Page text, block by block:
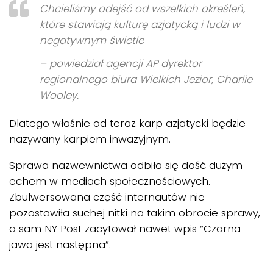
Chcieliśmy odejść od wszelkich określeń,
które stawiają kulturę azjatycką i ludzi w
negatywnym świetle
– powiedział agencji AP dyrektor
regionalnego biura Wielkich Jezior, Charlie
Wooley.
Dlatego właśnie od teraz karp azjatycki będzie
nazywany karpiem inwazyjnym.
Sprawa nazwewnictwa odbiła się dość dużym
echem w mediach społecznościowych.
Zbulwersowana część internautów nie
pozostawiła suchej nitki na takim obrocie sprawy,
a sam NY Post zacytował nawet wpis “Czarna
jawa jest następna”.